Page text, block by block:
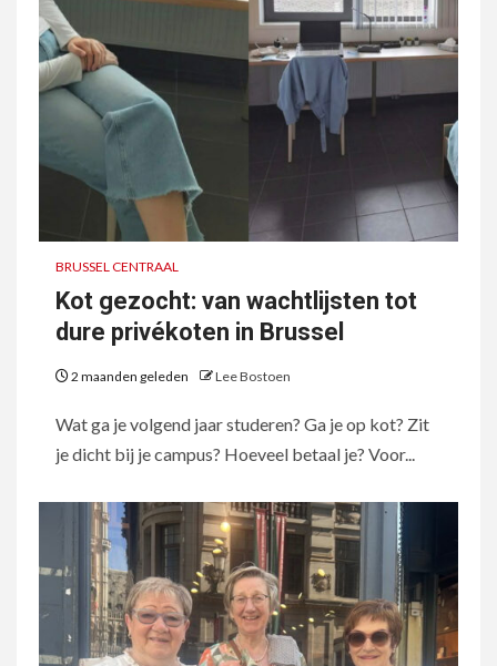
BRUSSEL CENTRAAL
Kot gezocht: van wachtlijsten tot
dure privékoten in Brussel
2 maanden geleden Lee Bostoen
Wat ga je volgend jaar studeren? Ga je op kot? Zit
je dicht bij je campus? Hoeveel betaal je? Voor...